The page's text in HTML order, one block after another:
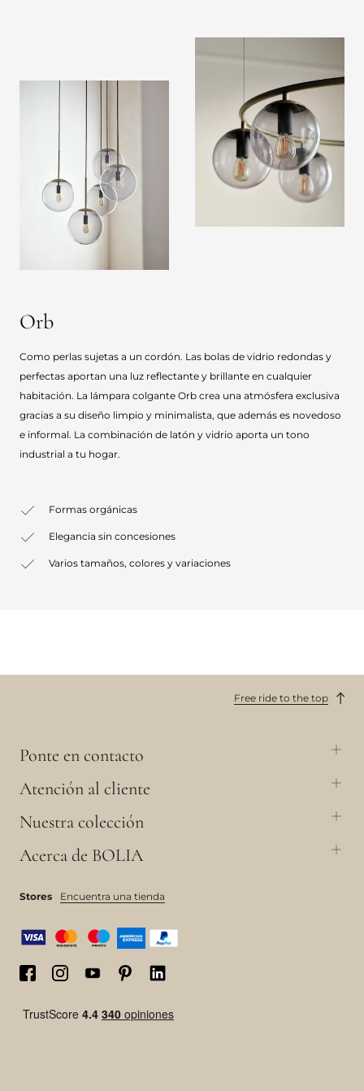
Orb
Como perlas sujetas a un cordón. Las bolas de vidrio redondas y
perfectas aportan una luz reflectante y brillante en cualquier
habitación. La lámpara colgante Orb crea una atmósfera exclusiva
gracias a su diseño limpio y minimalista, que además es novedoso
e informal. La combinación de latón y vidrio aporta un tono
industrial a tu hogar.
Formas orgánicas
Elegancia sin concesiones
Varios tamaños, colores y variaciones
Free ride to the top
Ponte en contacto
Atención al cliente
Nuestra colección
Acerca de BOLIA
Stores Encuentra una tienda